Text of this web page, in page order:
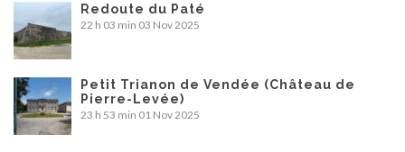
Redoute du Paté
22 h 03 min 03 Nov 2025
Petit Trianon de Vendée (Château de
Pierre-Levée)
23 h 53 min 01 Nov 2025